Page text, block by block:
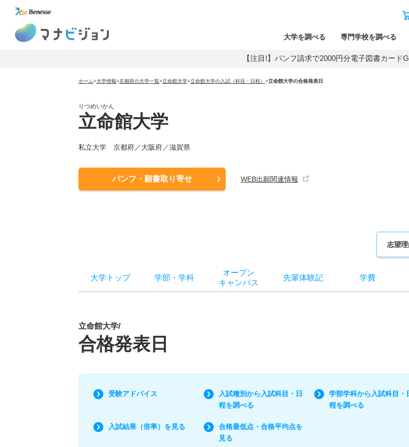
大学を調べる 専門学校を調べる
【注目!】パンフ請求で2000円分電子図書カード
ホーム>大学情報>京都府の大学一覧>立命館大学>立命館大学の入試（科目・日程） >立命館大学の合格発表日
りつめいかん
立命館大学
私立大学 京都府／大阪府／滋賀県
パンフ・願書取り寄せ WEB出願関連情報
志望
大学トップ 学部 ・ 学科
オープン
キャンパス
先輩体験記 学費
立命館大学/
合格発表日
受験アドバイス
入試種別から入試科目・日
程を調べる
学部学科から入試科目・
程を調べる
入試結果（倍率）を見る
合格最低点・合格平均点を
見る